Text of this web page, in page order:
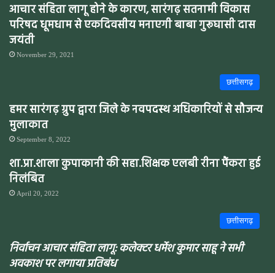
आचार संहिता लागू होने के कारण, सारंगढ़ सतनामी विकास
परिषद धूमधाम से एकदिवसीय मनाएगी बाबा गुरूघासी दास
जयंती
November 29, 2021
छत्तीसगढ़
हमर सारंगढ़ ग्रुप द्वारा जिले के नवपदस्थ अधिकारियों से सौजन्य
मुलाकात
September 8, 2022
शा.प्रा.शाला कुपाकानी की सहा.शिक्षक एलबी रीना पैंकरा हुई
निलंबित
April 20, 2022
छत्तीसगढ़
निर्वाचन आचार संहिता लागू: कलेक्टर धर्मेश कुमार साहू ने सभी
अवकाश पर लगाया प्रतिबंध